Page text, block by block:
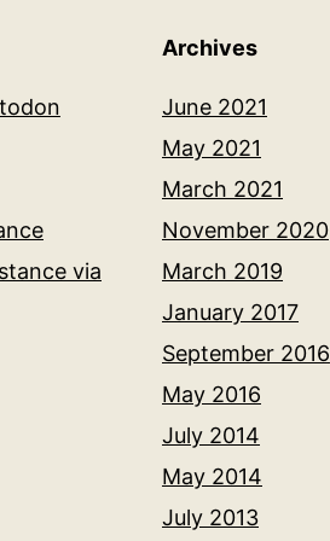
via
Archives
June 2021
May 2021
March 2021
November 2020
March 2019
January 2017
September 2016
May 2016
July 2014
May 2014
July 2013